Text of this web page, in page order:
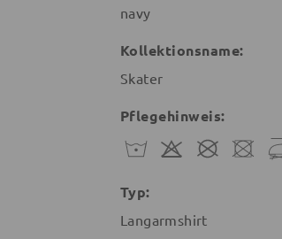
navy
Kollektionsname:
Skater
Pflegehinweis:
Typ:
Langarmshirt